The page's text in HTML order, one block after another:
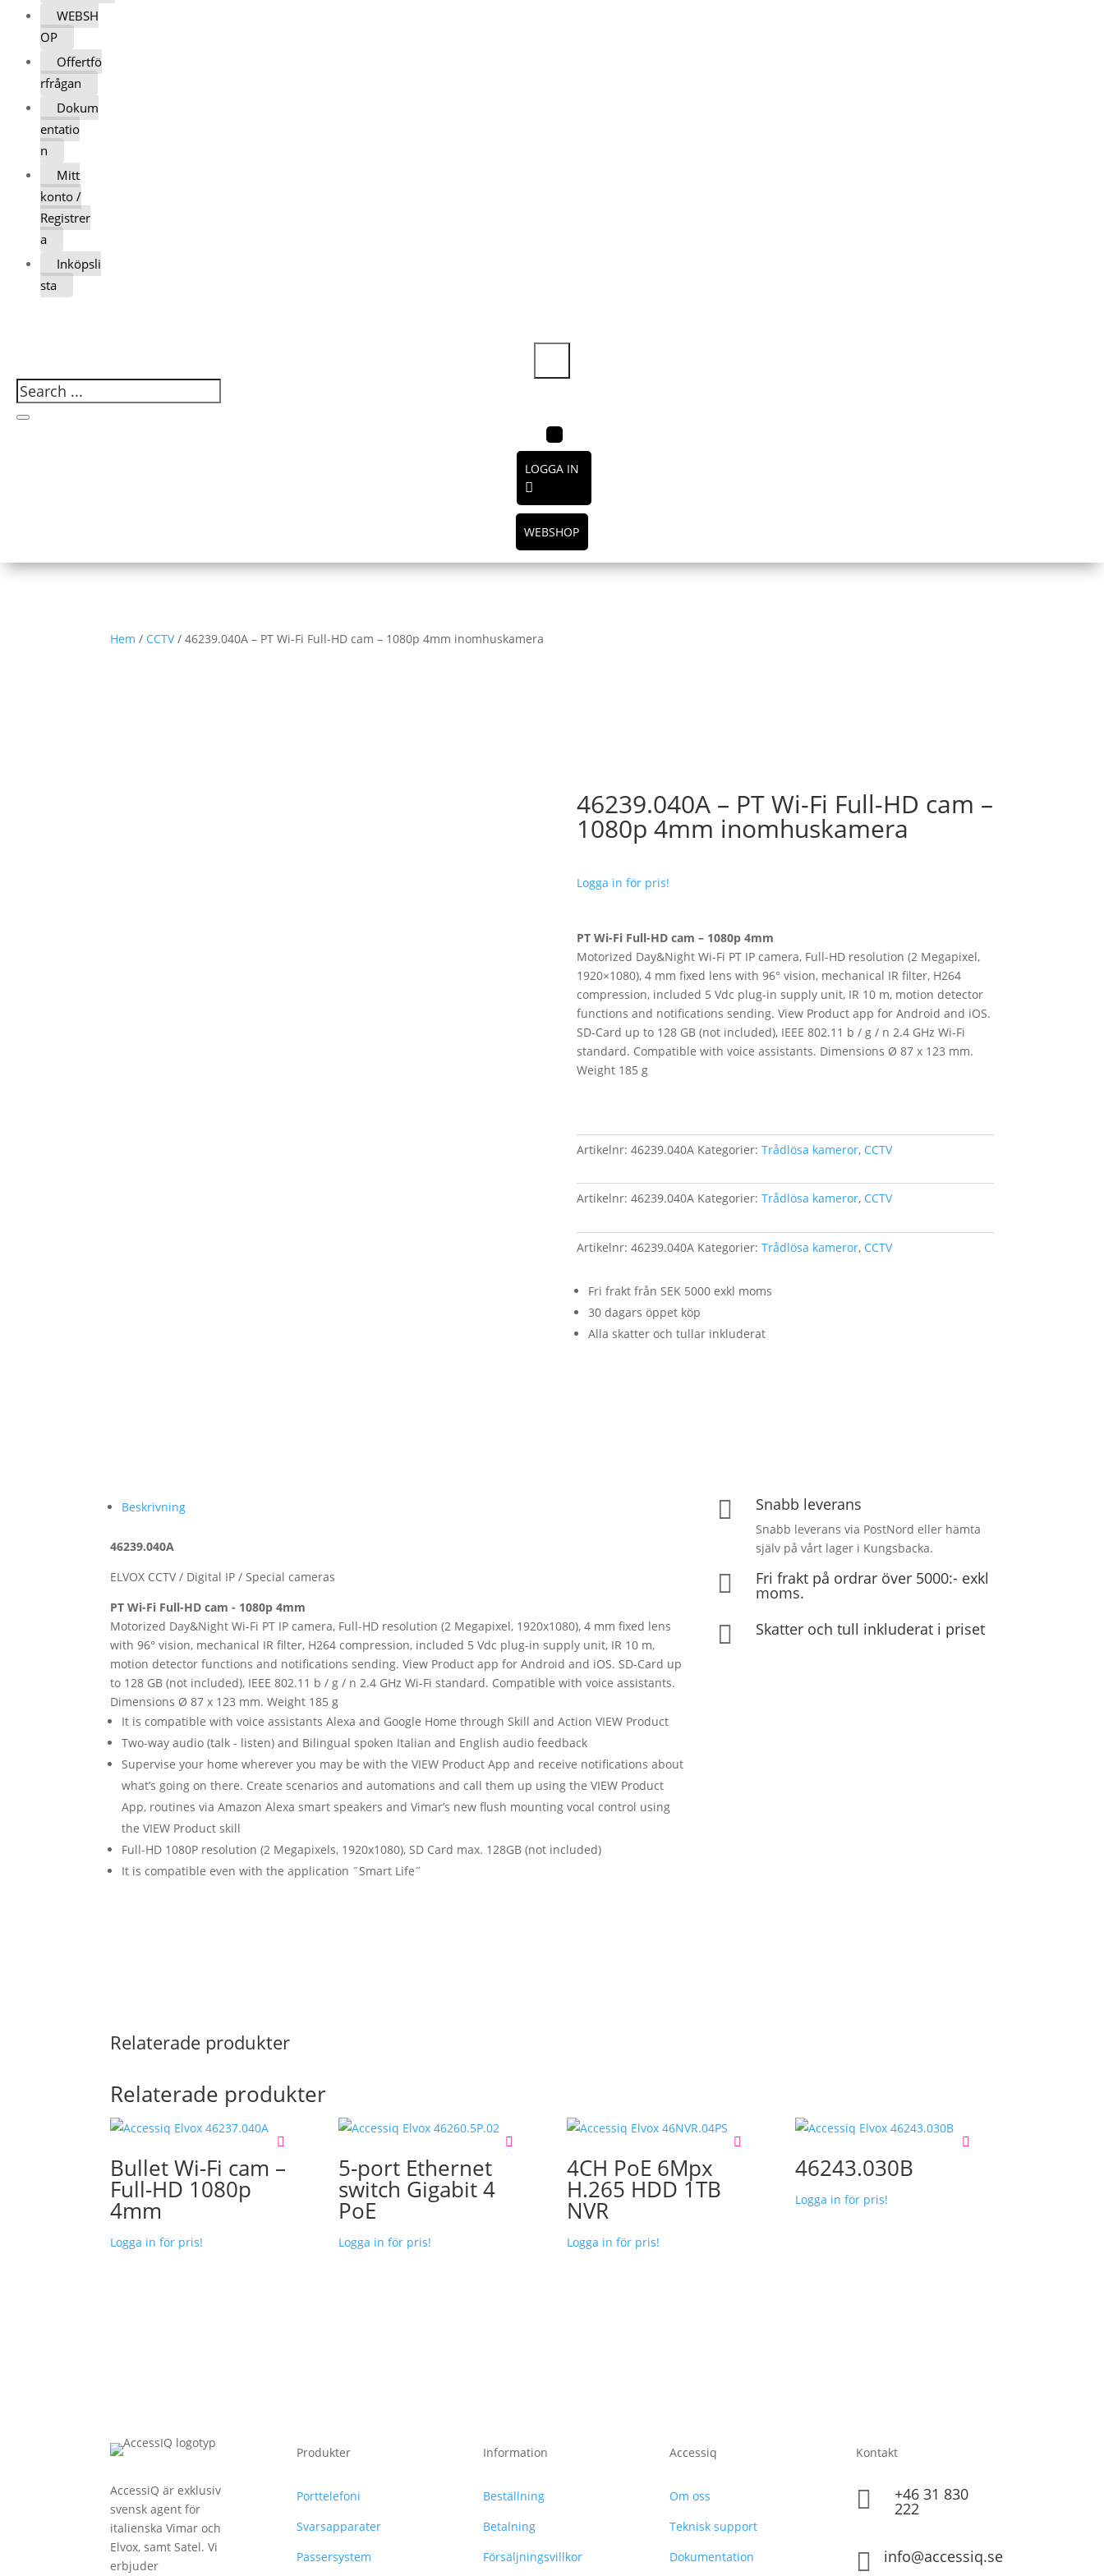
WEBSH
OP
Offertfö
rfrågan
Dokum
entatio
n
Mitt
konto /
Registrer
a
Inköpsli
sta
LOGGA IN
WEBSHOP
Hem / CCTV/ 46239.040A – PT Wi-Fi Full-HD cam – 1080p 4mm inomhuskamera
46239.040A – PT Wi-Fi Full-HD cam –
1080p 4mm inomhuskamera
Logga in för pris!
PT Wi-Fi Full-HD cam – 1080p 4mm
Motorized Day&Night Wi-Fi PT IP camera, Full-HD resolution (2 Megapixel,
1920×1080), 4 mm fixed lens with 96° vision, mechanical IR filter, H264
compression, included 5 Vdc plug-in supply unit, IR 10 m, motion detector
functions and notifications sending. View Product app for Android and iOS.
SD-Card up to 128 GB (not included), IEEE 802.11 b / g / n 2.4 GHz Wi-Fi
standard. Compatible with voice assistants. Dimensions Ø 87 x 123 mm.
Weight 185 g
Artikelnr: 46239.040A Kategorier: Trådlösa kameror, CCTV
Artikelnr: 46239.040A Kategorier: Trådlösa kameror, CCTV
Artikelnr: 46239.040A Kategorier: Trådlösa kameror, CCTV
Fri frakt från SEK 5000 exkl moms
30 dagars öppet köp
Alla skatter och tullar inkluderat
Beskrivning
46239.040A
ELVOX CCTV / Digital IP / Special cameras
PT Wi-Fi Full-HD cam - 1080p 4mm
Motorized Day&Night Wi-Fi PT IP camera, Full-HD resolution (2 Megapixel, 1920x1080), 4 mm fixed lens
with 96° vision, mechanical IR filter, H264 compression, included 5 Vdc plug-in supply unit, IR 10 m,
motion detector functions and notifications sending. View Product app for Android and iOS. SD-Card up
to 128 GB (not included), IEEE 802.11 b / g / n 2.4 GHz Wi-Fi standard. Compatible with voice assistants.
Dimensions Ø 87 x 123 mm. Weight 185 g
It is compatible with voice assistants Alexa and Google Home through Skill and Action VIEW Product
Two-way audio (talk - listen) and Bilingual spoken Italian and English audio feedback
Supervise your home wherever you may be with the VIEW Product App and receive notifications about
what’s going on there. Create scenarios and automations and call them up using the VIEW Product
App, routines via Amazon Alexa smart speakers and Vimar’s new flush mounting vocal control using
the VIEW Product skill
Full-HD 1080P resolution (2 Megapixels, 1920x1080), SD Card max. 128GB (not included)
It is compatible even with the application ˝Smart Life˝
 Snabb leverans
Snabb leverans via PostNord eller hämta
själv på vårt lager i Kungsbacka.
 Fri frakt på ordrar över 5000:- exkl
moms.
 Skatter och tull inkluderat i priset
Relaterade produkter
Relaterade produkter
Bullet Wi-Fi cam –
Full-HD 1080p
4mm
Logga in för pris!
5-port Ethernet
switch Gigabit 4
PoE
Logga in för pris!
4CH PoE 6Mpx
H.265 HDD 1TB
NVR
Logga in för pris!
46243.030B
Logga in för pris!
AccessiQ är exklusiv
svensk agent för
italienska Vimar och
Elvox, samt Satel. Vi
erbjuder
Produkter
Porttelefoni
Svarsapparater
Passersystem
Information
Beställning
Betalning
Försäljningsvillkor
Accessiq
Om oss
Teknisk support
Dokumentation
Kontakt
 +46 31 830
222
 info@accessiq.se